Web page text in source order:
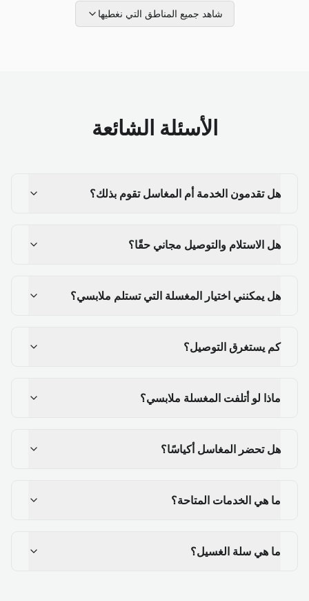
شاهد جميع المناطق التي نغطيها
الأسئلة الشائعة
هل تقدمون الخدمة أم المغاسل تقوم بذلك؟
هل الاستلام والتوصيل مجاني حقًا؟
هل يمكنني اختيار المغسلة التي تستلم ملابسي؟
كم يستغرق التوصيل؟
ماذا لو أتلفت المغسلة ملابسي؟
هل تحضر المغاسل أكياسًا؟
ما هي الخدمات المتاحة؟
ما هي سلة الغسيل؟